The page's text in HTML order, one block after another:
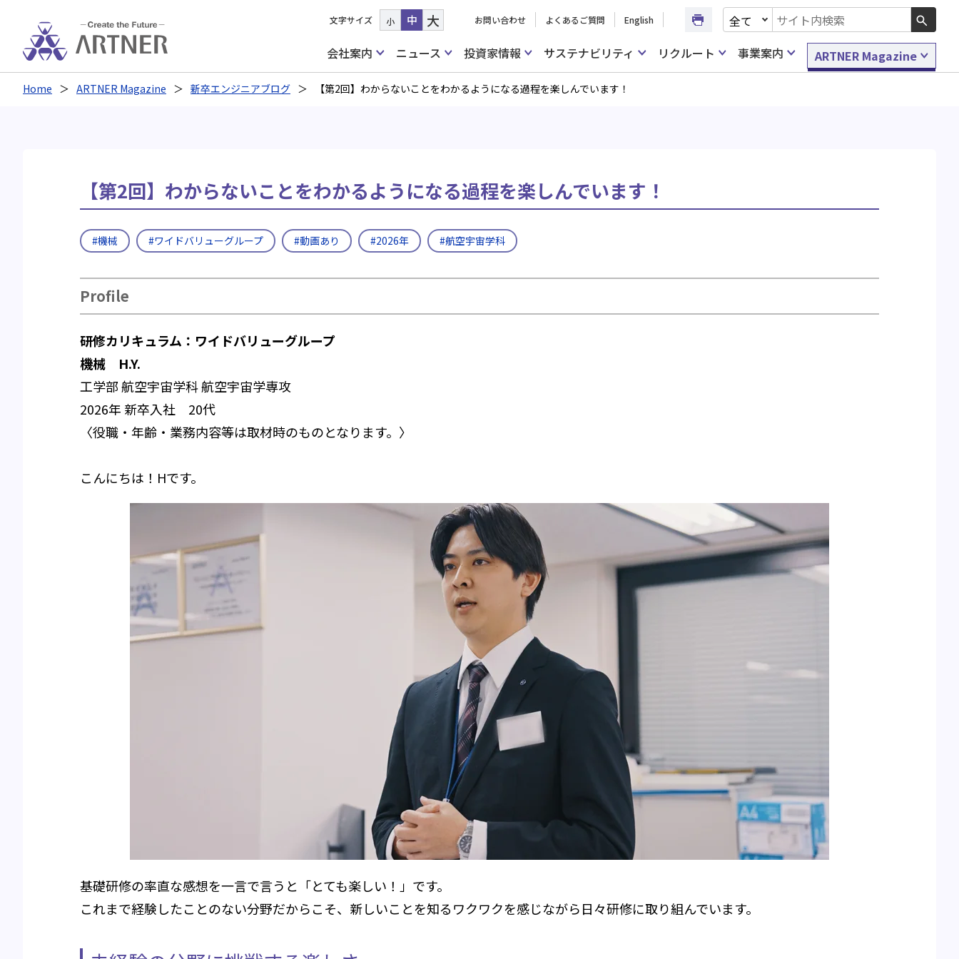
文字サイズ 小 中 大 お問い合わせ よくあるご質問 English
文書種別を選択
検索キーワード入力
会社案内
ニュース 投資家情報 サステナビリティ リクルート 事業案内 ARTNER Magazine
Home ARTNER Magazine 新卒エンジニアブログ 【第2回】わからないことをわかるようになる過程を楽しんでいます！
【第2回】わからないことをわかるようになる過程を楽しんでいます！
#機械 #ワイドバリューグループ #動画あり #2026年 #航空宇宙学科
Profile
研修カリキュラム：ワイドバリューグループ
機械 H.Y.
工学部 航空宇宙学科 航空宇宙学専攻
2026年 新卒入社 20代
〈役職・年齢・業務内容等は取材時のものとなります。〉
こんにちは！Hです。
基礎研修の率直な感想を一言で言うと「とても楽しい！」です。
これまで経験したことのない分野だからこそ、新しいことを知るワクワクを感じながら日々研修に取り組んでいます。